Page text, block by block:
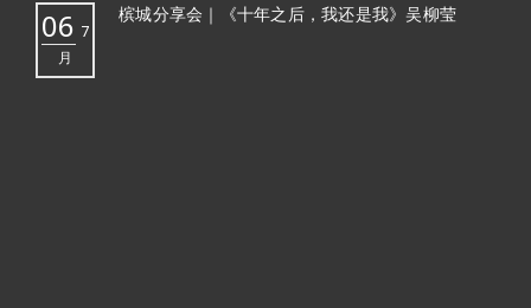
06 7
月
槟城分享会｜《十年之后，我还是我》吴柳莹